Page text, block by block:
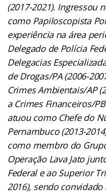
(2017-2021). Ingressou
como Papiloscopista
experiência na área
Delegado de Polícia
Delegacias
de Drogas/PA (2006-
Crimes Ambientais/AP
a Crimes Financeiros/
atuou como Chefe do
Pernambuco (2013-
como membro do
Operação Lava Jato
Federal e ao Superior
2016), sendo